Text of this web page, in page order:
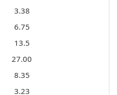
3.38
6.75
13.5
27.00
8.35
3.23